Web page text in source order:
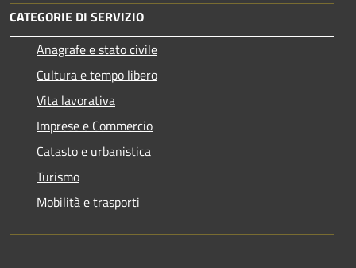
CATEGORIE DI SERVIZIO
Anagrafe e stato civile
Cultura e tempo libero
Vita lavorativa
Imprese e Commercio
Catasto e urbanistica
Turismo
Mobilità e trasporti